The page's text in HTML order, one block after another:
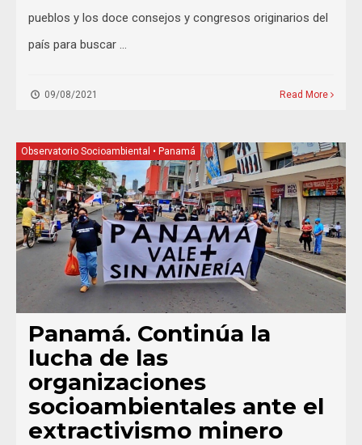
pueblos y los doce consejos y congresos originarios del
país para buscar …
09/08/2021 Read More
Observatorio Socioambiental • Panamá
Panamá. Continúa la
lucha de las
organizaciones
socioambientales ante el
extractivismo minero